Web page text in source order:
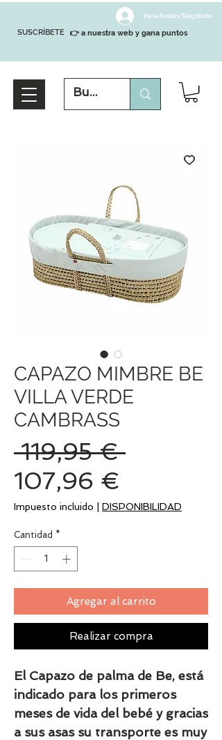
SUSCRÍBETE
Inicia Sesión/Regístrate
👉 a nuestra web y gana puntos
CAPAZO MIMBRE BE
VILLA VERDE
CAMBRASS
119,95 € Precio
107,96 €
de
Impuesto incluido DISPONIBILIDAD
Cantidad *
Agregar al carrito
Realizar compra
El Capazo de palma de Be, está
indicado para los primeros
meses de vida del bebé y gracias
a sus asas su transporte es muy